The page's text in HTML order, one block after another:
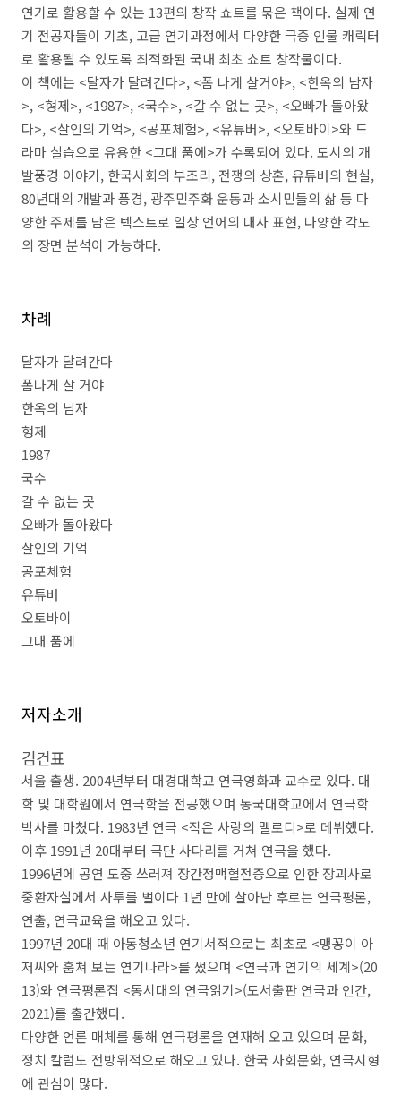
연기로 활용할 수 있는 13편의 창작 쇼트를 묶은 책이다. 실제 연
기 전공자들이 기초, 고급 연기과정에서 다양한 극중 인물 캐릭터
로 활용될 수 있도록 최적화된 국내 최초 쇼트 창작물이다.
이 책에는 <달자가 달려간다>, <폼 나게 살거야>, <한옥의 남자
>, <형제>, <1987>, <국수>, <갈 수 없는 곳>, <오빠가 돌아왔
다>, <살인의 기억>, <공포체험>, <유튜버>, <오토바이>와 드
라마 실습으로 유용한 <그대 품에>가 수록되어 있다. 도시의 개
발풍경 이야기, 한국사회의 부조리, 전쟁의 상혼,유튜버의 현실,
80년대의 개발과 풍경, 광주민주화 운동과 소시민들의 삶 둥 다
양한 주제를 담은 텍스트로 일상 언어의 대사 표현, 다양한 각도
의 장면 분석이 가능하다.
차례
달자가 달려간다
폼나게 살 거야
한옥의 남자
형제
1987
국수
갈 수 없는 곳
오빠가 돌아왔다
살인의 기억
공포체험
유튜버
오토바이
그대 품에
저자소개
김건표
서울 출생. 2004년부터 대경대학교 연극영화과 교수로 있다. 대
학 및 대학원에서 연극학을 전공했으며 동국대학교에서 연극학
박사를 마쳤다. 1983년 연극 <작은 사랑의 멜로디>로 데뷔했다.
이후 1991년 20대부터 극단 사다리를 거쳐 연극을 했다.
1996년에 공연 도중 쓰러져 장간정맥혈전증으로 인한 장괴사로
중환자실에서 사투를 벌이다 1년 만에 살아난 후로는 연극평론,
연출, 연극교육을 해오고 있다.
1997년 20대 때 아동청소년 연기서적으로는 최초로 <맹꽁이 아
저씨와 훔쳐 보는 연기나라>를 썼으며 <연극과 연기의 세계>(20
13)와 연극평론집 <동시대의 연극읽기>(도서출판 연극과 인간,
2021)를 출간했다.
다양한 언론 매체를 통해 연극평론을 연재해 오고 있으며 문화,
정치 칼럼도 전방위적으로 해오고 있다. 한국 사회문화, 연극지형
에 관심이 많다.